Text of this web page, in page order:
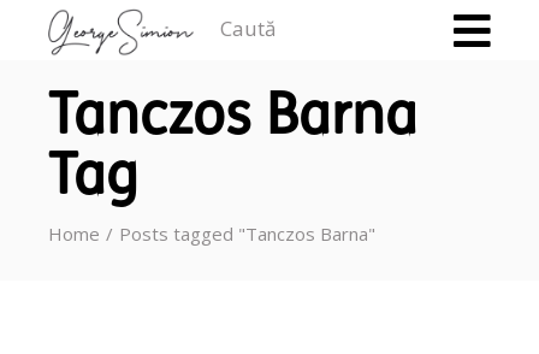
Tanczos Barna
Tag
Home Posts tagged "Tanczos Barna"